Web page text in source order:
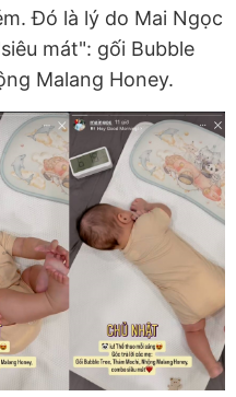
Đó là lý do Mai Ngọc
mát": gối Bubble
Malang Honey.